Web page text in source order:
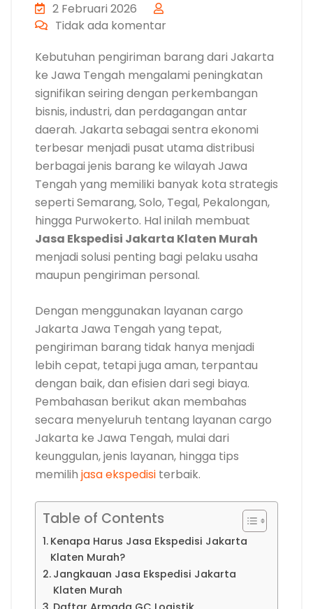
2 Februari 2026
Tidak ada komentar
Kebutuhan pengiriman barang dari Jakarta
ke Jawa Tengah mengalami peningkatan
signifikan seiring dengan perkembangan
bisnis, industri, dan perdagangan antar
daerah. Jakarta sebagai sentra ekonomi
terbesar menjadi pusat utama distribusi
berbagai jenis barang ke wilayah Jawa
Tengah yang memiliki banyak kota strategis
seperti Semarang, Solo, Tegal, Pekalongan,
hingga Purwokerto. Hal inilah membuat
Jasa Ekspedisi Jakarta Klaten Murah
menjadi solusi penting bagi pelaku usaha
maupun pengiriman personal.
Dengan menggunakan layanan cargo
Jakarta Jawa Tengah yang tepat,
pengiriman barang tidak hanya menjadi
lebih cepat, tetapi juga aman, terpantau
dengan baik, dan efisien dari segi biaya.
Pembahasan berikut akan membahas
secara menyeluruh tentang layanan cargo
Jakarta ke Jawa Tengah, mulai dari
keunggulan, jenis layanan, hingga tips
memilih jasa ekspedisi terbaik.
Table of Contents
Kenapa Harus Jasa Ekspedisi Jakarta
Klaten Murah?
Jangkauan Jasa Ekspedisi Jakarta
Klaten Murah